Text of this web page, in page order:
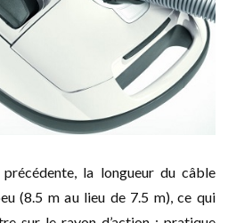
la longueur du câble
(8.5 m au lieu de 7.5 m), ce qui